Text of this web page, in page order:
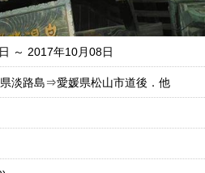
～ 2017年10月08日
淡路島⇒愛媛県松山市道後．他